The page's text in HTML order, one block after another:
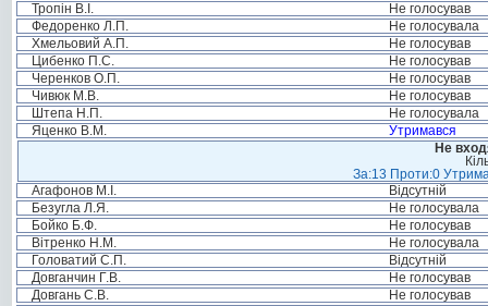
Тропін В.І.
Не голосував
Федоренко Л.П.
Не голосувала
Хмельовий А.П.
Не голосував
Цибенко П.С.
Не голосував
Черенков О.П.
Не голосував
Чивюк М.В.
Не голосував
Штепа Н.П.
Не голосувала
Яценко В.М.
Утримався
Не
За:13 Проти:0
Агафонов М.І.
Відсутній
Безугла Л.Я.
Не голосувала
Бойко Б.Ф.
Не голосував
Вітренко Н.М.
Не голосувала
Головатий С.П.
Відсутній
Довганчин Г.В.
Не голосував
Довгань С.В.
Не голосував